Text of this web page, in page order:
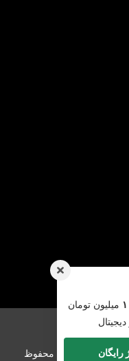
سایت ایران شرط بندی محفوظ
میلیون تومان